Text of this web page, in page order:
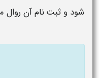
شود وثبت نامآن روال